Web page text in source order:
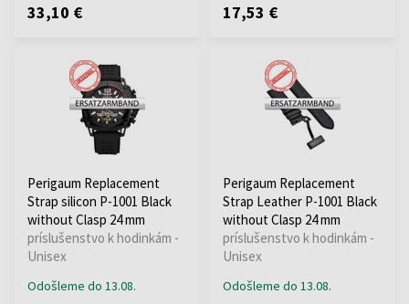
33,10 € 17,53 €
Perigaum Replacement
Strap silicon P-1001 Black
without Clasp 24 mm
príslušenstvo k hodinkám -
Unisex
Odošleme do 13.08.
Perigaum Replacement
Strap Leather P-1001 Black
without Clasp 24 mm
príslušenstvo k hodinkám -
Unisex
Odošleme do 13.08.